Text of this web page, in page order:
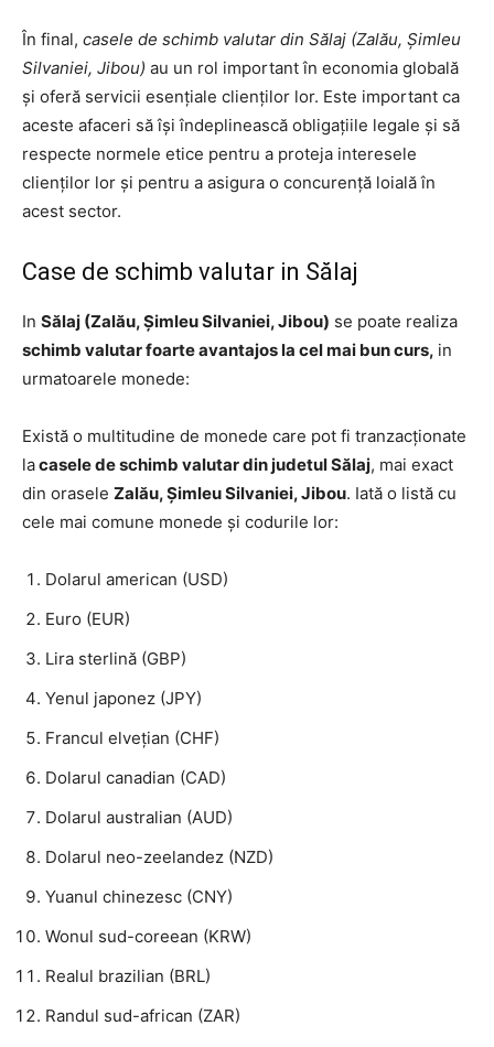
În final, casele de schimb valutar din Sălaj (Zalău, Șimleu
Silvaniei, Jibou) au un rol important în economia globală
și oferă servicii esențiale clienților lor. Este important ca
aceste afaceri să își îndeplinească obligațiile legale și să
respecte normele etice pentru a proteja interesele
clienților lor și pentru a asigura o concurență loială în
acest sector.
Case de schimb valutar in Sălaj
In Sălaj (Zalău, Șimleu Silvaniei, Jibou) se poate realiza
schimb valutar foarte avantajos la cel mai bun curs, in
urmatoarele monede:
Există o multitudine de monede care pot fi tranzacționate
lacasele de schimb valutar din judetul Sălaj, mai exact
din orasele Zalău, Șimleu Silvaniei, Jibou. Iată o listă cu
cele mai comune monede și codurile lor:
Dolarul american (USD)
Euro (EUR)
Lira sterlină (GBP)
Yenul japonez (JPY)
Francul elvețian (CHF)
Dolarul canadian (CAD)
Dolarul australian (AUD)
Dolarul neo-zeelandez (NZD)
Yuanul chinezesc (CNY)
Wonul sud-coreean (KRW)
Realul brazilian (BRL)
Randul sud-african (ZAR)